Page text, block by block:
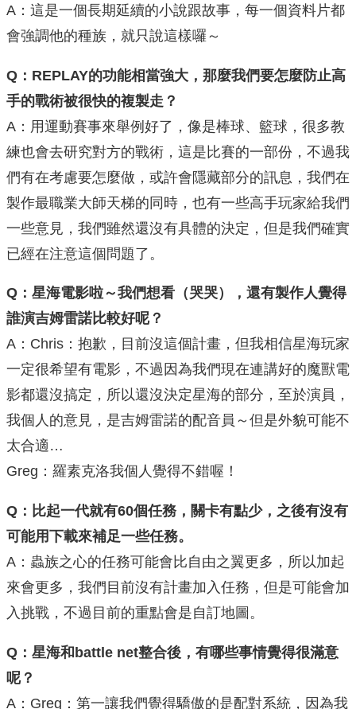
A：這是一個長期延續的小說跟故事，每一個資料片都
會強調他的種族，就只說這樣囉～
Q：REPLAY的功能相當強大，那麼我們要怎麼防止高
手的戰術被很快的複製走？
A：用運動賽事來舉例好了，像是棒球、籃球，很多教
練也會去研究對方的戰術，這是比賽的一部份，不過我
們有在考慮要怎麼做，或許會隱藏部分的訊息，我們在
製作最職業大師天梯的同時，也有一些高手玩家給我們
一些意見，我們雖然還沒有具體的決定，但是我們確實
已經在注意這個問題了。
Q：星海電影啦～我們想看（哭哭），還有製作人覺得
誰演吉姆雷諾比較好呢？
A：Chris：抱歉，目前沒這個計畫，但我相信星海玩家
一定很希望有電影，不過因為我們現在連講好的魔獸電
影都還沒搞定，所以還沒決定星海的部分，至於演員，
我個人的意見，是吉姆雷諾的配音員～但是外貌可能不
太合適…
Greg：羅素克洛我個人覺得不錯喔！
Q：比起一代就有60個任務，關卡有點少，之後有沒有
可能用下載來補足一些任務。
A：蟲族之心的任務可能會比自由之翼更多，所以加起
來會更多，我們目前沒有計畫加入任務，但是可能會加
入挑戰，不過目前的重點會是自訂地圖。
Q：星海和battle net整合後，有哪些事情覺得很滿意
呢？
A：Greg：第一讓我們覺得驕傲的是配對系統，因為我